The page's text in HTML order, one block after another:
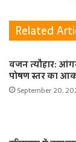
Related
वजन त्यौहार:
पोषण स्तर का
September 20,